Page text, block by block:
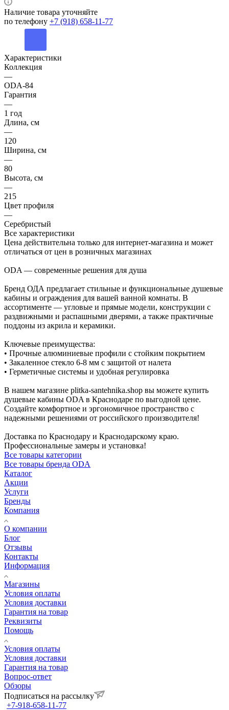
Наличие товара уточняйте
по телефону +7 (918) 658-11-77
Характеристики
Коллекция
—
ODA-84
Гарантия
—
1 год
Длина, см
—
120
Ширина, см
—
80
Высота, см
—
215
Цвет профиля
—
Серебристый
Все характеристики
Цена действительна только для интернет-магазина и может
отличаться от цен в розничных магазинах
ODA — современные решения для душа
Бренд ОДА предлагает стильные и функциональные душевые
кабины и ограждения для вашей ванной комнаты. В
ассортименте — угловые и прямые модели, конструкции с
раздвижными и распашными дверями, а также практичные
поддоны из акрила и керамики.
Ключевые преимущества:
• Прочные алюминиевые профили с стойким покрытием
• Закаленное стекло 6-8 мм с защитой от налета
• Герметичные системы и удобная регулировка
В нашем магазине plitka-santehnika.shop вы можете купить
душевые кабины ODA в Краснодаре по выгодной цене.
Создайте комфортное и эргономичное пространство с
надежными решениями от российского производителя!
Доставка по Краснодару и Краснодарскому краю.
Профессиональные замеры и установка!
Все товары категории
Все товары бренда ODA
Каталог
Акции
Услуги
Бренды
Компания
О компании
Блог
Отзывы
Контакты
Информация
Магазины
Условия оплаты
Условия доставки
Гарантия на товар
Реквизиты
Помощь
Условия оплаты
Условия доставки
Гарантия на товар
Вопрос-ответ
Обзоры
Подписаться на рассылку
+7-918-658-11-77